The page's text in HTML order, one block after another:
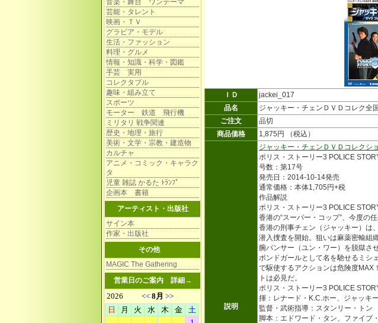
音楽・舞台 ワンテーマ
芸能・タレント
映画・ＴＶ
グラビア・モデル
生活・ファッション
料理・グルメ
情報・知識・科学・図鑑
手芸 実用
コレクタブル
趣味・組み立て
スポーツ
モーター 鉄道 飛行機
ミリタリ 戦争関連
歴史・地理・旅行
美術・文学・宗教・建造物
カルチャ
アニメ・コミック・キャラク
タ
児童 雑誌 かるた ﾄﾗﾝﾌﾟ
企画本 書籍
アーティスト・出版社
サイン本
作家・出版社
その他
MAGIC The Gathering
営業日のご案内 詳細→
ＩＤ
jackei_017
品名
ジャッキー・チェンＤＶＤコレク
ご注文
品切
商品価格
1,875円 （税込）
説明
ジャッキー・チェンＤＶＤコレクシ
ポリス・ストーリー3 POLICE
号数：第17号
発売日：2014-10-14発売
通常価格：本体1,705円+税
作品解説
ポリス・ストーリー3 POLICE
香港の“スーパー・コップ”、今度の
香港の刑事チェン（ジャッキー）は
潜入捜査を開始。狙いは麻薬密輸組
腕パンサー（ユン・ワー）を脱獄
ボンドガールとして名を馳せるミシ
で駆使するアクションは危険度MAX
トは必見だ。
ポリス・ストーリー3 POLICE
揮：レナード・K.C.ホー、ジャッキ
監督・武術指導：スタンリー・トン
脚本：エドワード・タン、ファイブ